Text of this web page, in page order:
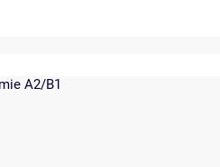
A2/B1